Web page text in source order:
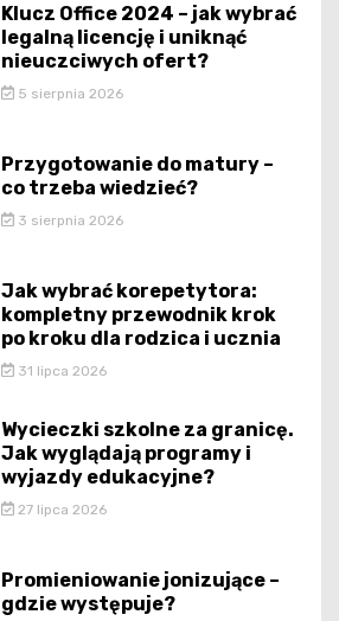
Klucz Office 2024 – jak wybrać
legalną licencję i uniknąć
nieuczciwych ofert?
5 sierpnia 2026
Przygotowanie do matury –
co trzeba wiedzieć?
3 sierpnia 2026
Jak wybrać korepetytora:
kompletny przewodnik krok
po kroku dla rodzica i ucznia
31 lipca 2026
Wycieczki szkolne za granicę.
Jak wyglądają programy i
wyjazdy edukacyjne?
27 lipca 2026
Promieniowanie jonizujące –
gdzie występuje?